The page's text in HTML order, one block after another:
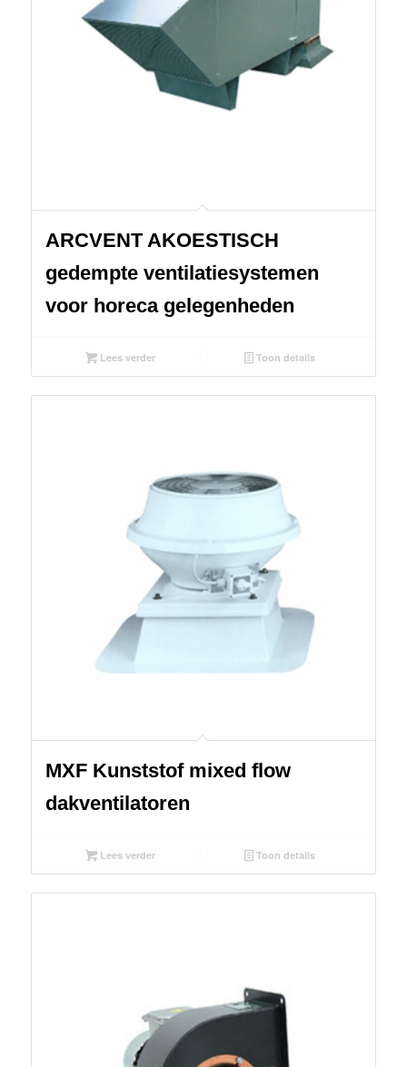
ARCVENT AKOESTISCH
gedempte ventilatiesystemen
voor horeca gelegenheden
Lees verder Toon details
MXF Kunststof mixed flow
dakventilatoren
Lees verder Toon details